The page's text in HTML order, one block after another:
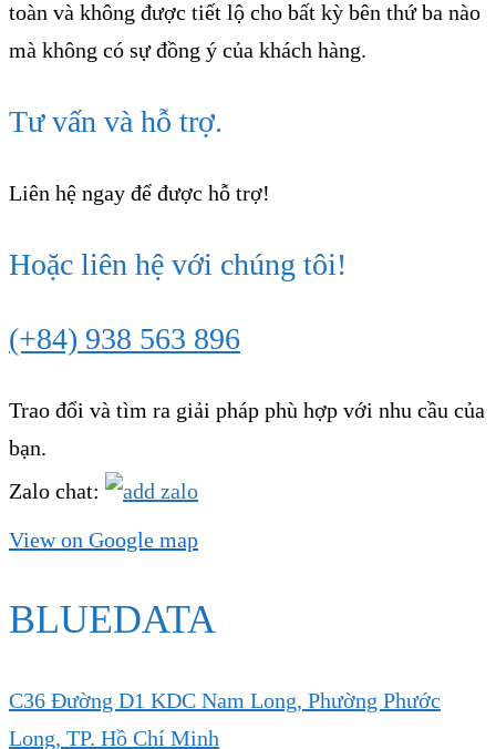
toàn và không được tiết lộ cho bất kỳ bên thứ ba nào
mà không có sự đồng ý của khách hàng.
Tư vấn và hỗ trợ.
Liên hệ ngay để được hỗ trợ!
Hoặc liên hệ với chúng tôi!
(+84) 938 563 896
Trao đổi và tìm ra giải pháp phù hợp với nhu cầu của
bạn.
Zalo chat:
View on Google map
BLUEDATA
C36 Đường D1 KDC Nam Long, Phường Phước
Long, TP. Hồ Chí Minh